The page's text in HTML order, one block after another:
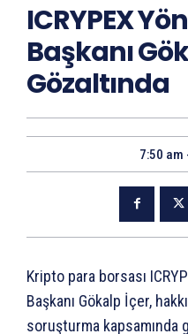
ICRYPEX
Başkanı
Gözaltında
7:50 am
Kripto para borsası
Başkanı Gökalp İçer,
soruşturma kapsamında